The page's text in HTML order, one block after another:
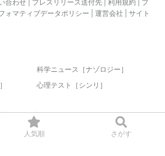
人気順 さがす
合わせ プレスリリース送付先 利用規約
プ
ォマティブデータポリシー 運営会社
サイト
科学ニュース［ナゾロジー］
心理テスト［シンリ］
reserved.